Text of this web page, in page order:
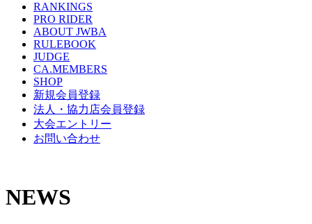
RANKINGS
PRO RIDER
ABOUT JWBA
RULEBOOK
JUDGE
CA.MEMBERS
SHOP
新規会員登録
法人・協力店会員登録
大会エントリー
お問い合わせ
NEWS